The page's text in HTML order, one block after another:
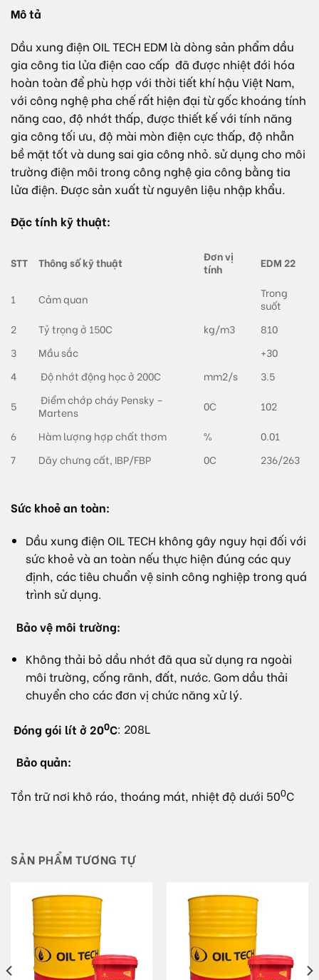
Mô tả
Dầu xung điện OIL TECH EDM là dòng sản phẩm dầu
gia công tia lửa điện cao cấp đã được nhiệt đới hóa
hoàn toàn để phù hợp với thời tiết khí hậu Việt Nam,
với công nghệ pha chế rất hiện đại từ gốc khoáng tính
năng cao, độ nhớt thấp, được thiết kế với tính năng
gia công tối ưu, độ mài mòn điện cực thấp, độ nhẵn
bề mặt tốt và dung sai gia công nhỏ. sử dụng cho môi
trường điện môi trong công nghệ gia công bằng tia
lửa điện. Được sản xuất từnguyên liệu nhập khẩu.
Đặc tính kỹ thuật:
STT Thông số kỹ thuật
Đơn vị
tính
EDM 22
1 Cảm quan
Trong
suốt
2
Tỷ trọng ở 150C kg/m3
810
3
Mầu sắc
+30
4
Độ nhớt động học ở 200C mm2/s
3.5
5
Điểm chớp cháy Pensky –
Martens
0C
102
6
Hàm lượng hợp chất thơm %
0.01
7
Dãy chưng cất, IBP/FBP 0C 236/263
Sức khoẻ an toàn:
Dầu xung điện OIL TECH không gây nguy hại đối với
sức khoẻ và an toàn nếu thực hiện đúng các quy
định, các tiêu chuẩn vệ sinh công nghiệp trong quá
trình sử dụng.
Bảo vệ môi trường:
Không thải bỏ dầu nhớt đã qua sử dụng ra ngoài
môi trường, cống rãnh, đất, nước. Gom dầu thải
chuyển cho các đơn vị chức năng xử lý.
Đóng gói lít ở 200C: 208L
Bảo quản:
Tồn trữ nơi khô ráo, thoáng mát, nhiệt độ dưới 500C
SẢN PHẨM TƯƠNG TỰ